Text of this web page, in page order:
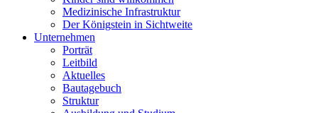
Medizinische Infrastruktur
Der Königstein in Sichtweite
Unternehmen
Porträt
Leitbild
Aktuelles
Bautagebuch
Struktur